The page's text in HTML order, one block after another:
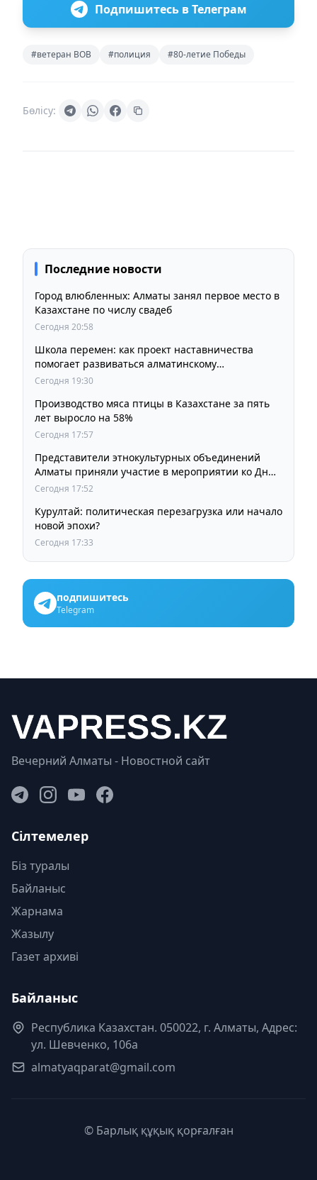
Подпишитесь в Телеграм
#ветеран ВОВ #полиция #80-летие Победы
Бөлісу:
Последние новости
Город влюбленных: Алматы занял первое место в
Казахстане по числу свадеб
Сегодня 20:58
Школа перемен: как проект наставничества
помогает развиваться алматинскому
образованию
Сегодня 19:30
Производство мяса птицы в Казахстане за пять
лет выросло на 58%
Сегодня 17:57
Представители этнокультурных объединений
Алматы приняли участие в мероприятии ко Дню
Абая
Сегодня 17:52
Курултай: политическая перезагрузка или начало
новой эпохи?
Сегодня 17:33
подпишитесь
Telegram
Вечерний Алматы - Новостной сайт
Сілтемелер
Біз туралы
Байланыс
Жарнама
Жазылу
Газет архиві
Байланыс
Республика Казахстан. 050022, г. Алматы, Адрес:
ул. Шевченко, 106а
almatyaqparat@gmail.com
© Барлық құқық қорғалған